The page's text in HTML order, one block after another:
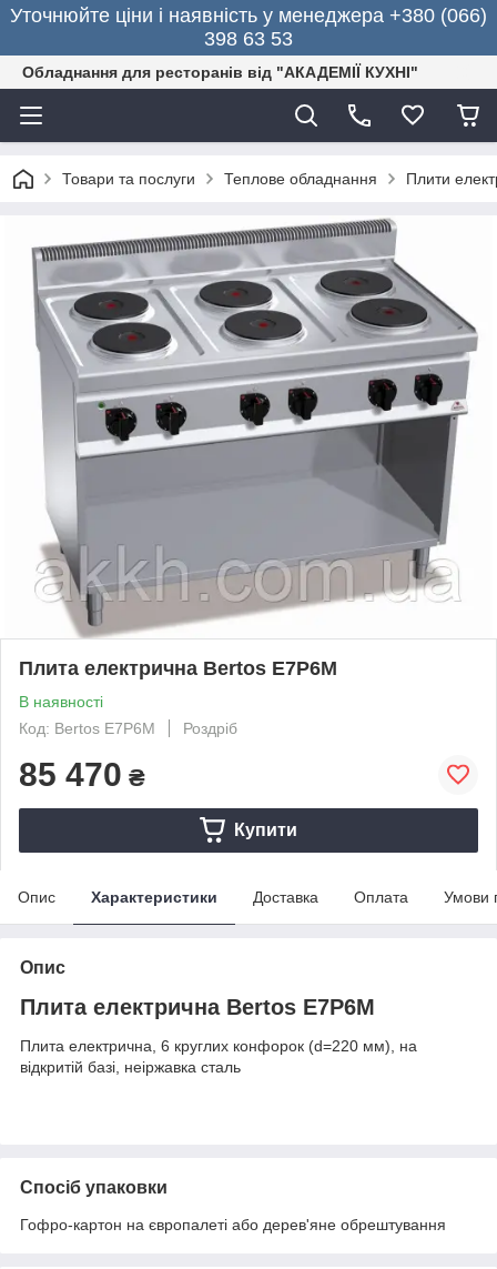
Уточнюйте ціни і наявність у менеджера +380 (066)
398 63 53
Обладнання для ресторанів від "АКАДЕМІЇ КУХНІ"
Товари та послуги Теплове обладнання Плити
Плита електрична Bertos E7P6M
В наявності
Код: Bertos E7P6M
Роздріб
85 470 ₴
Купити
Опис Характеристики Доставка Оплата Умови
Опис
Плита електрична Bertos E7P6M
Плита електрична, 6 круглих конфорок (d=220 мм), на
відкритій базі, неіржавка сталь
Спосіб упаковки
Гофро-картон на європалеті або дерев'яне обрештування